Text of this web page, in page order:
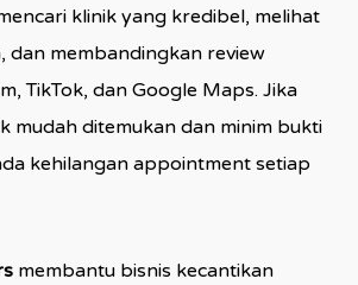
klinik yang kredibel, melihat
dan membandingkan review
TikTok, dan Google Maps. Jika
mudah ditemukan dan minim bukti
kehilangan appointment setiap
membantu bisnis kecantikan